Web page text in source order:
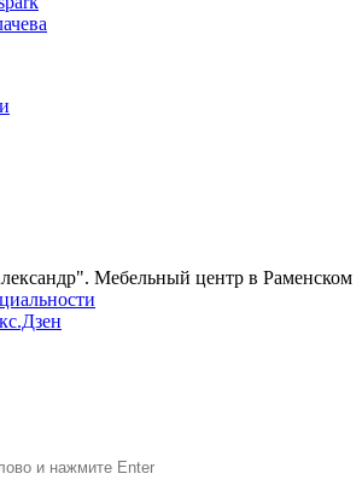
Мебельный центр в Раменском